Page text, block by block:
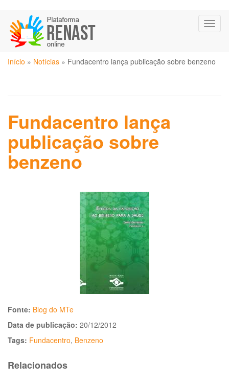
para
conteúdo
principal
Você
Início » Notícias » Fundacentro lança publicação sobre benzeno
Fundacentro lança
publicação sobre
benzeno
Fonte: Blog do MTe
Data de publicação: 20/12/2012
Tags: Fundacentro, Benzeno
Relacionados